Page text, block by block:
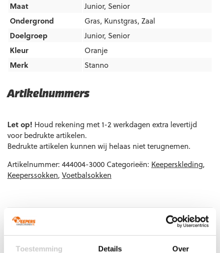
Toestemming Details Over
Artikelnummers
8720851230426
Maat: Junior
8720851230433
Maat: Senior
Let op! Houd rekening met 1-2 werkdagen extra levertijd
voor bedrukte artikelen.
Bedrukte artikelen kunnen wij helaas niet terugnemen.
Artikelnummer: 444004-3000 Categorieën: Keeperskleding,
Keeperssokken, Voetbalsokken
Maat
Junior, Senior
Ondergrond
Gras, Kunstgras, Zaal
Doelgroep
Junior, Senior
Kleur
Oranje
Merk
Stanno
Gerelateerde producten